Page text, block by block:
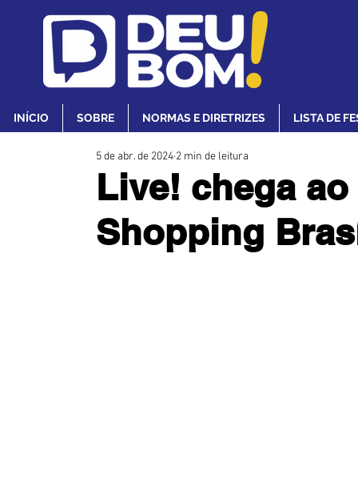
INÍCIO SOBRE NORMAS E DIRETRIZES LISTA DE
Live! chega
Shopping
5 de abr. de 2024 2 min de leitura